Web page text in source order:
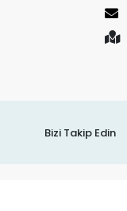
Bizi Takip Edin